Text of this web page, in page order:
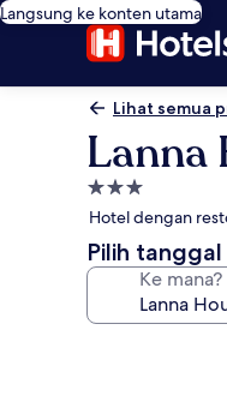
Langsung ke konten utama
Lihat semua
Lanna
Properti
bintang
3.0
Hotel dengan
Pilih
Ke mana?